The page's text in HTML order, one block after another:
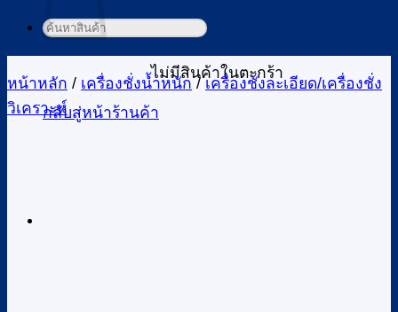
ไม่มีสินค้าในตะกร้า
กลับสู่หน้าร้านค้า
ค้นหา:
หน้าหลัก / เครื่องชั่งน้ำหนัก / เครื่องชั่งละเอียด/เครื่องชั่ง
วิเคราะห์